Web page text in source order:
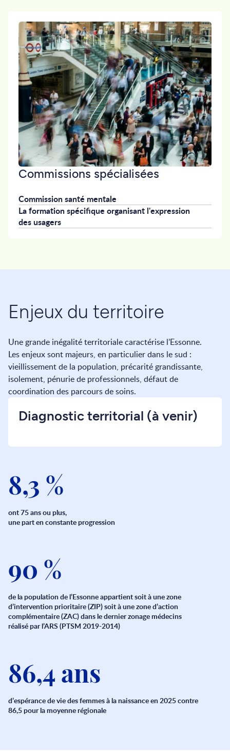
Commissions spécialisées
Commission santé mentale
La formation spécifique organisant l'expression
des usagers
Enjeux du territoire
Une grande inégalité territoriale caractérise l’Essonne.
Les enjeux sont majeurs, en particulier dans le sud :
vieillissement de la population, précarité grandissante,
isolement, pénurie de professionnels, défaut de
coordination des parcours de soins.
Diagnostic territorial (à venir)
8,3 %
ont 75 ans ou plus,
une part en constante progression
90 %
de la population de l’Essonne appartient soit à une zone
d’intervention prioritaire (ZIP) soit à une zone d’action
complémentaire (ZAC) dans le dernier zonage médecins
réalisé par l’ARS (PTSM 2019-2014)
86,4 ans
d’espérance de vie des femmes à la naissance en 2025 contre
86,5 pour la moyenne régionale